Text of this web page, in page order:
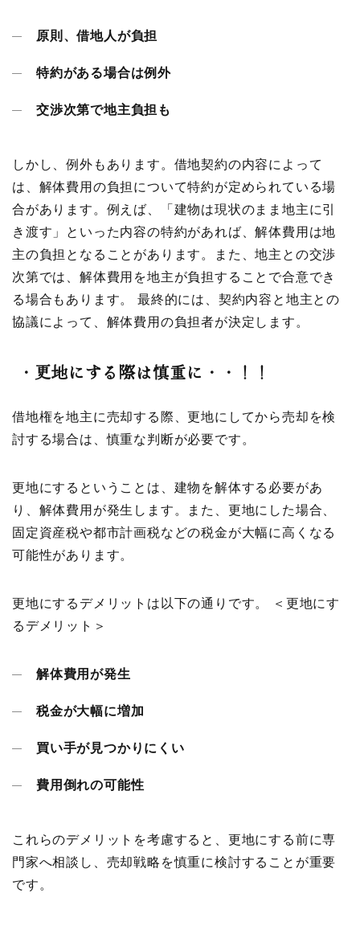
原則、借地人が負担
特約がある場合は例外
交渉次第で地主負担も
しかし、例外もあります。借地契約の内容によって
は、解体費用の負担について特約が定められている場
合があります。例えば、「建物は現状のまま地主に引
き渡す」といった内容の特約があれば、解体費用は地
主の負担となることがあります。また、地主との交渉
次第では、解体費用を地主が負担することで合意でき
る場合もあります。 最終的には、契約内容と地主との
協議によって、解体費用の負担者が決定します。
・ 更地にする際は慎重に・・！！
借地権を地主に売却する際、更地にしてから売却を検
討する場合は、慎重な判断が必要です。
更地にするということは、建物を解体する必要があ
り、解体費用が発生します。また、更地にした場合、
固定資産税や都市計画税などの税金が大幅に高くなる
可能性があります。
更地にするデメリットは以下の通りです。 ＜更地にす
るデメリット＞
解体費用が発生
税金が大幅に増加
買い手が見つかりにくい
費用倒れの可能性
これらのデメリットを考慮すると、更地にする前に専
門家へ相談し、売却戦略を慎重に検討することが重要
です。